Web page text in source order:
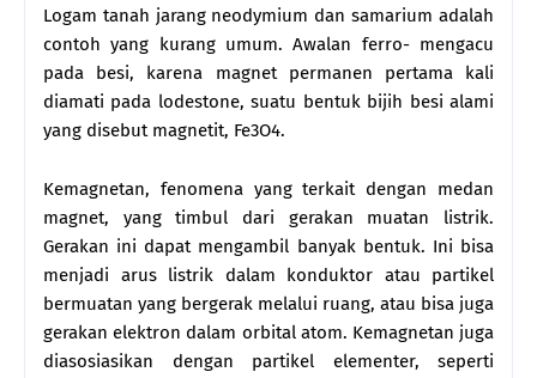
Logam tanah jarang neodymium dan samarium adalah
contoh yang kurang umum. Awalan ferro- mengacu
pada besi, karena magnet permanen pertama kali
diamati pada lodestone, suatu bentuk bijih besi alami
yang disebut magnetit, Fe3O4.
Kemagnetan, fenomena yang terkait dengan medan
magnet, yang timbul dari gerakan muatan listrik.
Gerakan ini dapat mengambil banyak bentuk. Ini bisa
menjadi arus listrik dalam konduktor atau partikel
bermuatan yang bergerak melalui ruang, atau bisa juga
gerakan elektron dalam orbital atom. Kemagnetan juga
diasosiasikan dengan partikel elementer, seperti